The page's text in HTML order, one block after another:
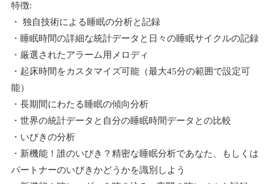
特徴:
・ 独自技術による睡眠の分析と記録
・睡眠時間の詳細な統計データと日々の睡眠サイクルの記録
・厳選されたアラーム用メロディ
・起床時間をカスタマイズ可能（最大45分の範囲で設定可
能）
・長期間にわたる睡眠の傾向分析
・世界の統計データと自分の睡眠時間データとの比較
・いびきの分析
・新機能！誰のいびき？精密な睡眠分析であなた、もしくは
パートナーのいびきかどうかを識別しよう